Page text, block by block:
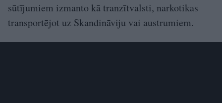
sūtījumiem izmanto kā tranzītvalsti, narkotikas
transportējot uz Skandināviju vai austrumiem.